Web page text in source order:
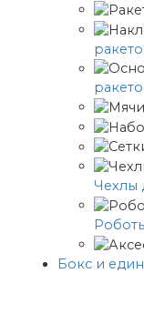
Чехлы
Бокс и